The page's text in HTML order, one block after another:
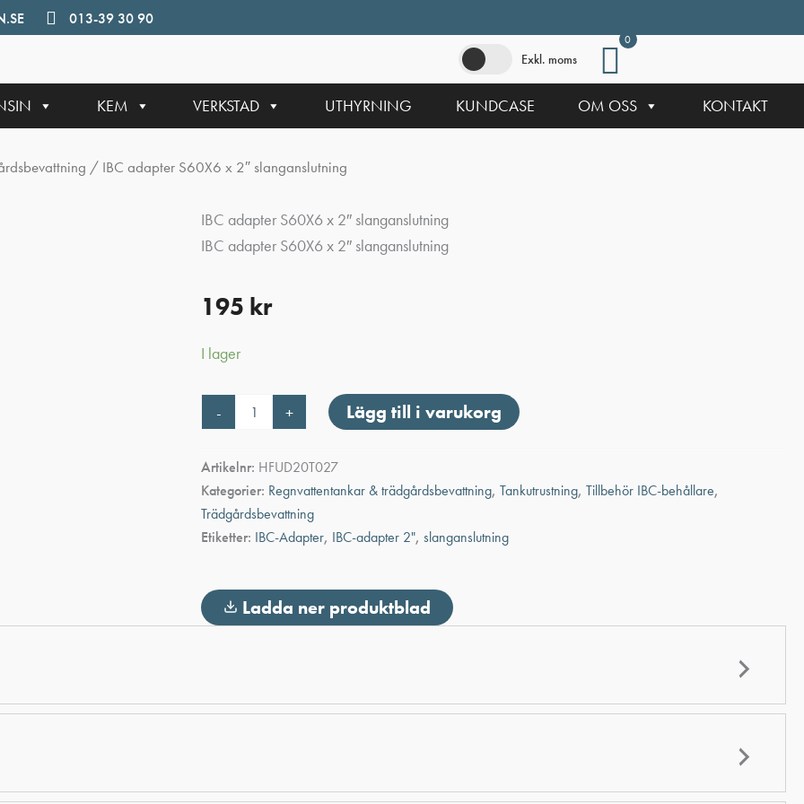
013-39 30 90
Exkl. moms
0
KEM VERKSTAD UTHYRNING KUNDCASE OM OSS KONTAKT
/ IBC adapter S60X6 x 2″ slanganslutning
IBC adapter S60X6 x 2″ slanganslutning
IBC adapter S60X6 x 2″ slanganslutning
195 kr
I lager
-
adapter
2"
slanganslutning
mängd
+ Lägg till i varukorg
Artikelnr: HFUD20T027
Kategorier: Regnvattentankar & trädgårdsbevattning, Tankutrustning, Tillbehör IBC-behållare,
Trädgårdsbevattning
Etiketter: IBC-Adapter, IBC-adapter 2", slanganslutning
Ladda ner produktblad